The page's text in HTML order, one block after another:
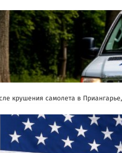
крушения самолета в